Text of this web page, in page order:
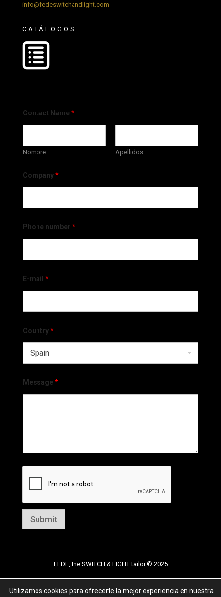
info@fedeswitchandlight.com
CATÁLOGOS
Contact Name *
Nombre Apellidos
Company*
Phone number *
E-mail *
Country*
Message *
Submit
FEDE, the SWITCH & LIGHT tailor © 2025
Legal advice|Privacy policy|Cookies policy
Utilizamos cookies para ofrecerte la mejor experiencia en nuestra